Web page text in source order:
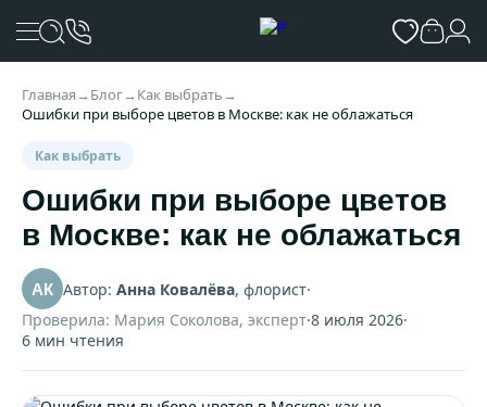
Главная→ Блог→ Как выбрать→
Ошибки при выборе цветов в Москве: как не облажаться
Как выбрать
Ошибки при выборе цветов
в Москве: как не облажаться
АК Автор: Анна Ковалёва, флорист·
Проверила: Мария Соколова, эксперт·8 июля 2026·
6 мин чтения